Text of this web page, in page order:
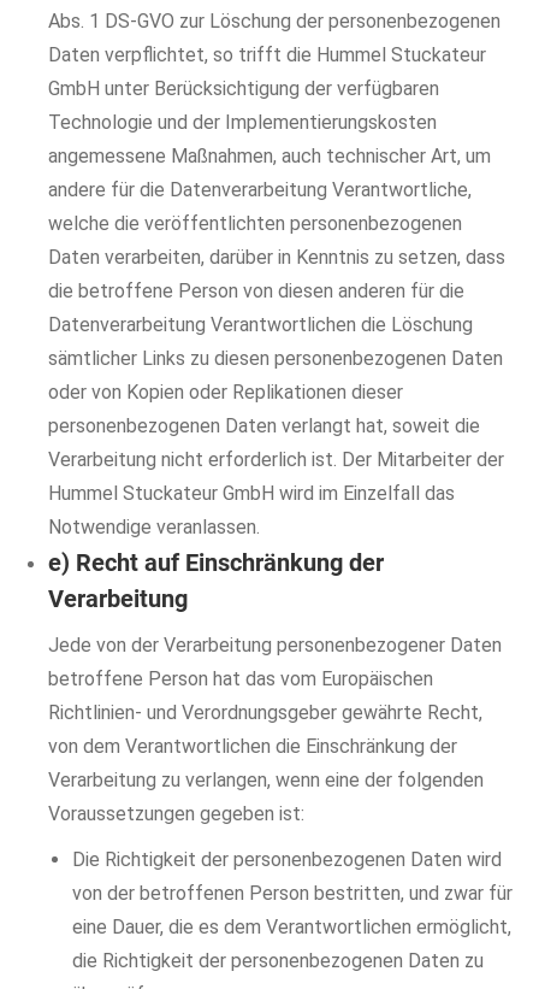
Abs. 1 DS-GVO zur Löschung der personenbezogenen
Daten verpflichtet, so trifft die Hummel Stuckateur
GmbH unter Berücksichtigung der verfügbaren
Technologie und der Implementierungskosten
angemessene Maßnahmen, auch technischer Art, um
andere für die Datenverarbeitung Verantwortliche,
welche die veröffentlichten personenbezogenen
Daten verarbeiten, darüber in Kenntnis zu setzen, dass
die betroffene Person von diesen anderen für die
Datenverarbeitung Verantwortlichen die Löschung
sämtlicher Links zu diesen personenbezogenen Daten
oder von Kopien oder Replikationen dieser
personenbezogenen Daten verlangt hat, soweit die
Verarbeitung nicht erforderlich ist. Der Mitarbeiter der
Hummel Stuckateur GmbH wird im Einzelfall das
Notwendige veranlassen.
e) Recht auf Einschränkung der
Verarbeitung
Jede von der Verarbeitung personenbezogener Daten
betroffene Person hat das vom Europäischen
Richtlinien- und Verordnungsgeber gewährte Recht,
von dem Verantwortlichen die Einschränkung der
Verarbeitung zu verlangen, wenn eine der folgenden
Voraussetzungen gegeben ist:
Die Richtigkeit der personenbezogenen Daten wird
von der betroffenen Person bestritten, und zwar für
eine Dauer, die es dem Verantwortlichen ermöglicht,
die Richtigkeit der personenbezogenen Daten zu